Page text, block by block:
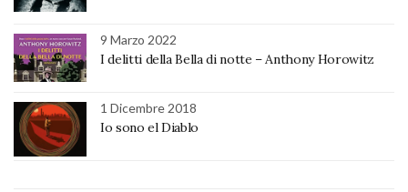
9 Marzo 2022
I delitti della Bella di notte – Anthony Horowitz
1 Dicembre 2018
Io sono el Diablo